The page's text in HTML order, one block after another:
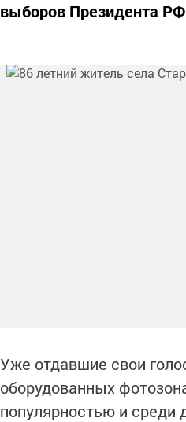
выборов Президента
Уже отдавшие свои
оборудованных
популярностью и среди